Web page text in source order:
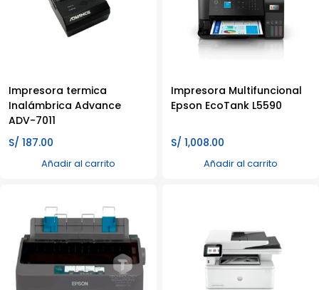
Impresora termica
Inalámbrica Advance
ADV-7011
S/ 187.00
Añadir al carrito
Impresora Multifuncional
Epson EcoTank L5590
S/ 1,008.00
Añadir al carrito